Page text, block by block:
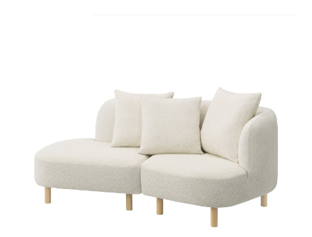
家具
ラグ
ファブリック雑貨
インテリア雑貨・その他